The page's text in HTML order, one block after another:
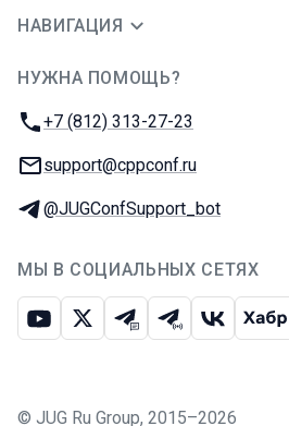
НАВИГАЦИЯ
НУЖНА ПОМОЩЬ?
Телефон:
+7 (812) 313-27-23
E-mail:
support@cppconf.ru
Телеграм:
@JUGConfSupport_bot
МЫ В СОЦИАЛЬНЫХ СЕТЯХ
ЮтубИкс Телеграм-чат
Телеграм-ВКонтакте
© JUG Ru Group, 2015–2026